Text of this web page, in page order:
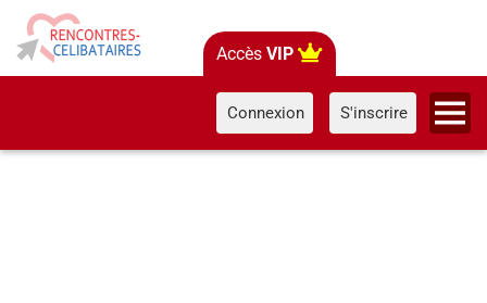
Accès VIP
Connexion S'inscrire